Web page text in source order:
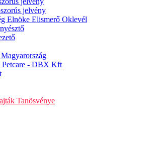
jelvény
Elnöke Elismerő Oklevél
Petcare - DBX Kft
Tanösvénye